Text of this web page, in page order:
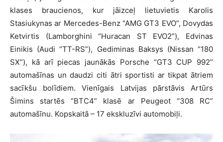
klases braucienos, kur jāizceļ lietuvietis Karolis
Stasiukynas ar Mercedes-Benz “AMG GT3 EVO”, Dovydas
Ketvirtis (Lamborghini “Huracan ST EVO2”), Edvinas
Einikis (Audi “TT-RS”), Gediminas Baksys (Nissan “180
SX”), kā arī piecas jaunākās Porsche “GT3 CUP 992”
automašīnas un daudzi citi ātri sportisti ar tikpat ātriem
sacīkšu bolīdiem. Vienīgais Latvijas pārstāvis Artūrs
Šimins startēs “BTC4” klasē ar Peugeot “308 RC”
automašīnu. Kopskaitā – 17 ekskluzīvi automobiļi.